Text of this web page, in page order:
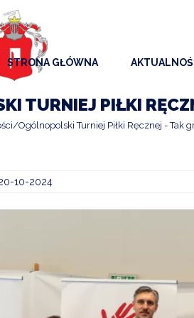
STRONA GŁÓWNA
TURNIEJ PIŁKI
Ogólnopolski Turniej Piłki Ręcznej - Tak
10-2024